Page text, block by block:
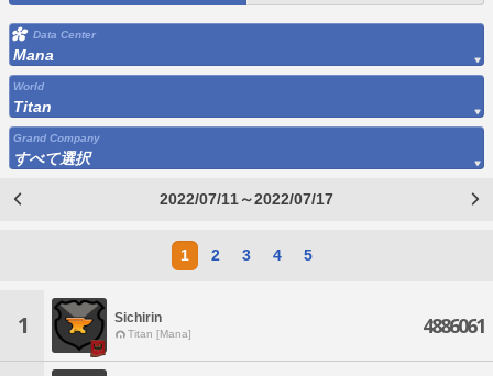
Data Center
Mana
World
Titan
Grand Company
すべて選択
2022/07/11～2022/07/17
1 2 3 4 5
1 Sichirin
Titan [Mana] 4886061